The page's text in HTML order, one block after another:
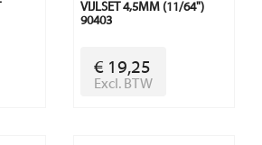
VIJLSET 4,5MM (11/64")
90403
€ 19,25
Excl. BTW